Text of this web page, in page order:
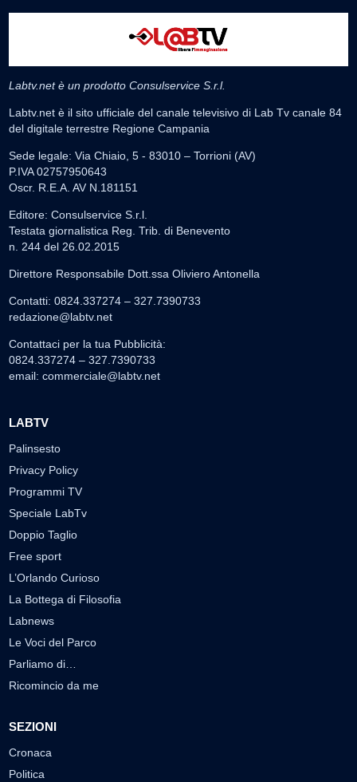
Labtv.net è un prodotto Consulservice S.r.l.
Labtv.net è il sito ufficiale del canale televisivo di Lab Tv canale 84
del digitale terrestre Regione Campania
Sede legale: Via Chiaio, 5 - 83010 – Torrioni (AV)
P.IVA 02757950643
Oscr. R.E.A. AV N.181151
Editore: Consulservice S.r.l.
Testata giornalistica Reg. Trib. di Benevento
n. 244 del 26.02.2015
Direttore Responsabile Dott.ssa Oliviero Antonella
Contatti: 0824.337274 – 327.7390733
redazione@labtv.net
Contattaci per la tua Pubblicità:
0824.337274 – 327.7390733
email: commerciale@labtv.net
LABTV
Palinsesto
Privacy Policy
Programmi TV
Speciale LabTv
Doppio Taglio
Free sport
L’Orlando Curioso
La Bottega di Filosofia
Labnews
Le Voci del Parco
Parliamo di…
Ricomincio da me
SEZIONI
Cronaca
Politica